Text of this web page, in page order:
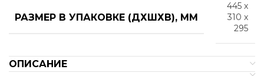
РАЗМЕР В УПАКОВКЕ (ДХШХВ), ММ
445 х
310 х
295
ОПИСАНИЕ